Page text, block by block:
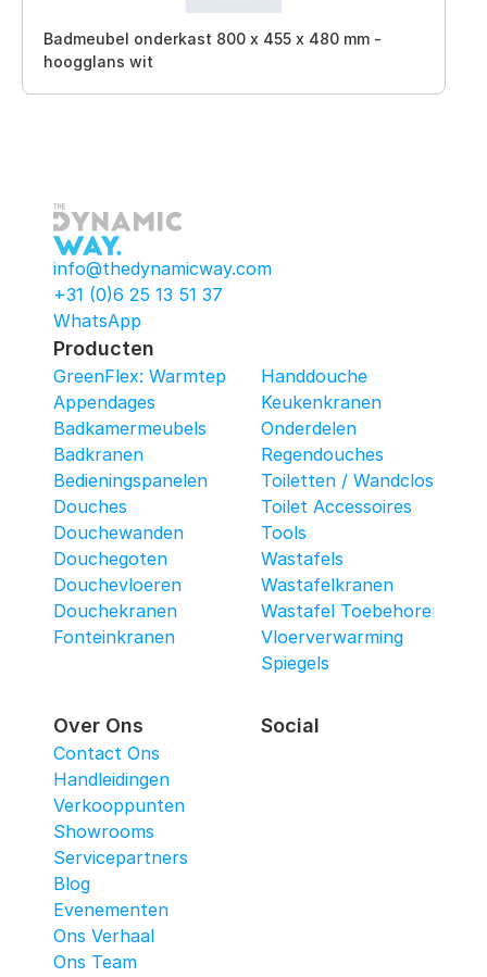
Badmeubel onderkast 800 x 455 x 480 mm -
hoogglans wit
info@thedynamicway.com
+31 (0)6 25 13 51 37
WhatsApp
Producten
GreenFlex: Warmtepomop-Box
Appendages
Badkamermeubels
Badkranen
Bedieningspanelen
Douches
Douchewanden
Douchegoten
Douchevloeren
Douchekranen
Fonteinkranen
Handdouche
Keukenkranen
Onderdelen
Regendouches
Toiletten / Wandcloset
Toilet Accessoires
Tools
Wastafels
Wastafelkranen
Wastafel Toebehoren
Vloerverwarming
Spiegels
Over Ons
Contact Ons
Handleidingen
Verkooppunten
Showrooms
Servicepartners
Blog
Evenementen
Ons Verhaal
Ons Team
Social